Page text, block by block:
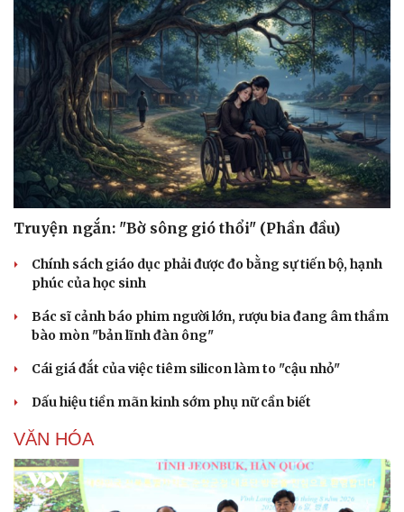
Nhi khoa
Nam khoa
Làm đẹp - giảm cân
Phòng mạch online
Ăn sạch sống khỏe
Truyện ngắn: "Bờ sông gió thổi" (Phần đầu)
Chính sách giáo dục phải được đo bằng sự tiến bộ, hạnh
phúc của học sinh
Bác sĩ cảnh báo phim người lớn, rượu bia đang âm thầm
bào mòn "bản lĩnh đàn ông"
Cái giá đắt của việc tiêm silicon làm to "cậu nhỏ"
Dấu hiệu tiền mãn kinh sớm phụ nữ cần biết
VĂN HÓA